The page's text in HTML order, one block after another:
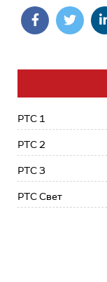
РТС 1
РТС 2
РТС 3
РТС Свет